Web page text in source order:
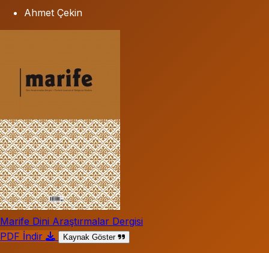
Ahmet Çekin
Marife Dini Araştırmalar Dergisi
PDF İndir
Kaynak Göster